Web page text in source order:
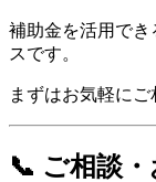
補助金を活用で
スです。
まずはお気軽にご
📞 ご相談